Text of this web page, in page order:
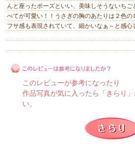
んと座ったポーズといい、美味しそうないちご
べてが可愛い！！うさぎの胸のあたりは２色の
フサ感も表現されていて、細かいなぁ～と感心
このレビューは参考になりましたか？
このレビューが参考になったり
作品写真が気に入ったら「きらり
い。